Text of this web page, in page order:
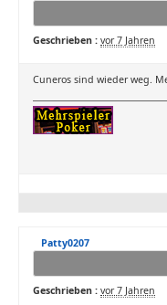
Geschrieben : vor 7 Jahren
Cuneros sind wieder weg.
Patty0207
Geschrieben : vor 7 Jahren